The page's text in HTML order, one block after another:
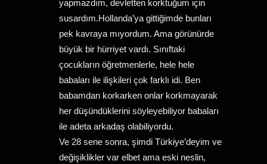
yapmazdım, devletten korktuğum için
susardım.Hollanda’ya gittiğimde bunları
pek kavraya mıyordum. Ama görünürde
büyük bir hürriyet vardı. Sınıftaki
çocukların öğretmenlerle, hele hele
babaları ile ilişkileri çok farklı idi. Ben
babamdan korkarken onlar korkmayarak
her düşündüklerini söyleyebiliyor babaları
ile adeta arkadaş olabiliyordu.
Ve 28 sene sonra, şimdi Türkiye’deyim ve
değişiklikler var elbet ama eski neslin,